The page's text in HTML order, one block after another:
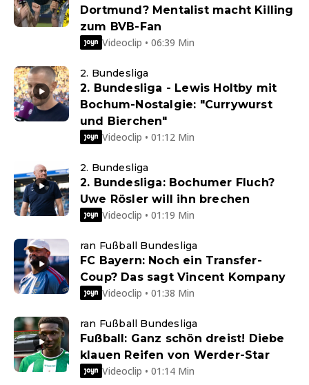
Dortmund? Mentalist macht Killing
zum BVB-Fan
Videoclip • 06:39 Min
2. Bundesliga
2. Bundesliga - Lewis Holtby mit
Bochum-Nostalgie: "Currywurst
und Bierchen"
Videoclip • 01:12 Min
2. Bundesliga
2. Bundesliga: Bochumer Fluch?
Uwe Rösler will ihn brechen
Videoclip • 01:19 Min
ran Fußball Bundesliga
FC Bayern: Noch ein Transfer-
Coup? Das sagt Vincent Kompany
Videoclip • 01:38 Min
ran Fußball Bundesliga
Fußball: Ganz schön dreist! Diebe
klauen Reifen von Werder-Star
Videoclip • 01:14 Min